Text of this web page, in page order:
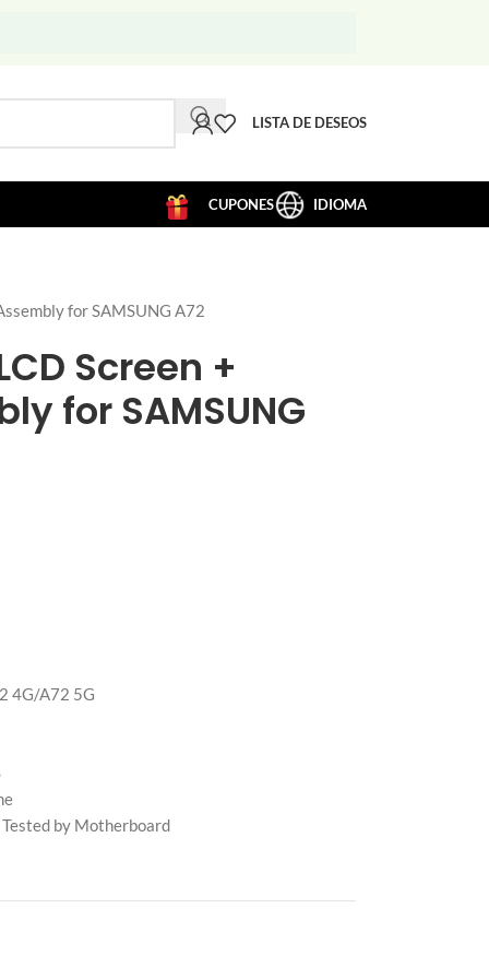
LISTA DE DESEOS
CUPONES IDIOMA
for SAMSUNG A72
Screen +
for SAMSUNG
4G/A72 5G
by Motherboard